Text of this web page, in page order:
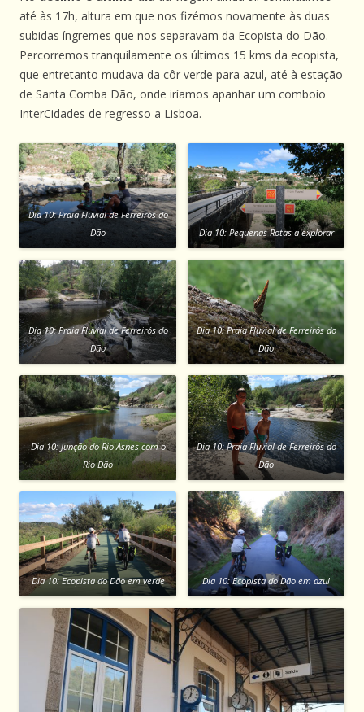
até às 17h, altura em que nos fizémos novamente às duas
subidas íngremes que nos separavam da Ecopista do Dão.
Percorremos tranquilamente os últimos 15 kms da ecopista,
que entretanto mudava da côr verde para azul, até à estação
de Santa Comba Dão, onde iríamos apanhar um comboio
InterCidades de regresso a Lisboa.
Dia 10: Praia Fluvial de Ferreirós do
Dão
Dia 10: Pequenas Rotas a explorar
Dia 10: Praia Fluvial de Ferreirós do
Dão
Dia 10: Praia Fluvial de Ferreirós do
Dão
Dia 10: Junção do Rio Asnes com o
Rio Dão
Dia 10: Praia Fluvial de Ferreirós do
Dão
Dia 10: Ecopista do Dão em verde Dia 10: Ecopista do Dão em azul